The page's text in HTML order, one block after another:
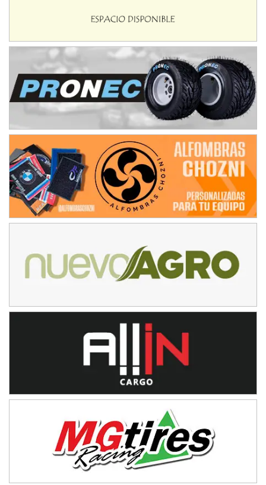
NORESTE SANTAFESINO - F6
Avellaneda (Santa Fe)
SUR SANTAFESINO - F4
José Samuel Sánchez (Tierra)
Rufino (Santa Fe)
TUCUMANO - F5
El Timbó (Tucumán)